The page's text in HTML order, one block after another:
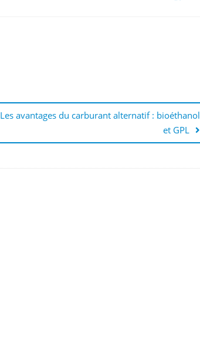
Les avantages du carburant alternatif : bioéthanol
et GPL